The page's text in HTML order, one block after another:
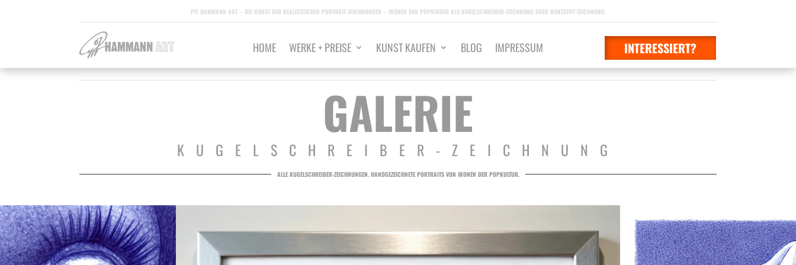
PIT HAMMANN ART – DIE KUNST DER REALISTISCHEN PORTRAIT-ZEICHNUNGEN – IKONEN DER POPKULTUR ALS KUGELSCHREIBER-ZEICHNUNG ODER BUNTSTIFT-ZEICHNUNG.
HOME WERKE + PREISE KUNST KAUFEN BLOG IMPRESSUM INTERESSIERT?
GALERIE
KUGELSCHREIBER-ZEICHNUNG
ALLE KUGELSCHREIBER-ZEICHNUNGEN. HANDGEZEICHNETE PORTRAITS VON IKONEN DER POPKULTUR.